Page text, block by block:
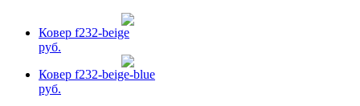
Ковер f232-beige
руб.
Ковер f232-beige-blue
руб.